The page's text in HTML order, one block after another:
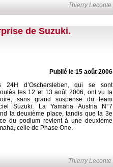
Thierry Leconte
de Suzuki.
Publié le 15 août 2006
24H d’Oschersleben, qui se sont
les 12 et 13 août 2006, ont vu la
sans grand suspense du team
Suzuki. La Yamaha Austria N°7
la deuxième place, tandis que la 3e
du podium revient à une deuxième
celle de Phase One.
Thierry Leconte